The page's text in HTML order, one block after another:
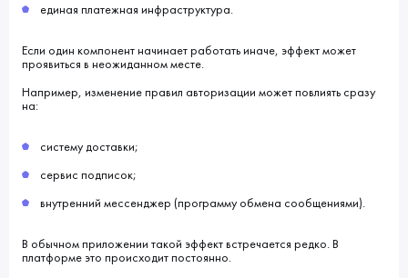
единая платежная инфраструктура.
Если один компонент начинает работать иначе, эффект может
проявиться в неожиданном месте.
Например, изменение правил авторизации может повлиять сразу
на:
систему доставки;
сервис подписок;
внутренний мессенджер (программу обмена сообщениями).
В обычном приложении такой эффект встречается редко. В
платформе это происходит постоянно.